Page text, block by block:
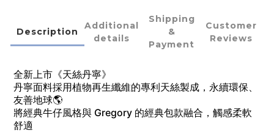
Description
Additional
details
Shipping
&
Payment
Customer
Reviews
全新上市《天絲丹寧》
丹寧面料採用植物再生纖維的專利天絲製成，永續環保、
友善地球🌎
將經典牛仔風格與 Gregory 的經典包款融合，觸感柔軟
舒適